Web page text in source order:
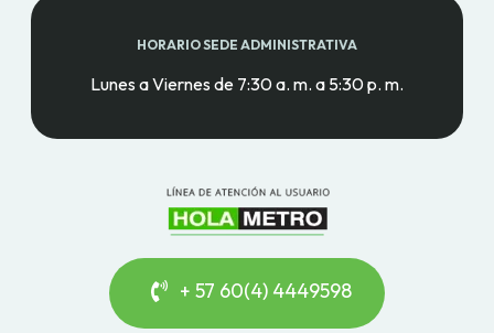
HORARIO SEDE ADMINISTRATIVA
Lunes a Viernes de 7:30 a. m. a 5:30 p. m.
+ 57 60(4) 4449598